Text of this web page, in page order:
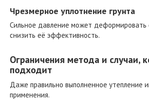
Чрезмерное уплотнение грунта
Сильное давление может деформировать
снизить её эффективность.
Ограничения метода и случаи,
подходит
Даже правильно выполненное утепление
применения.